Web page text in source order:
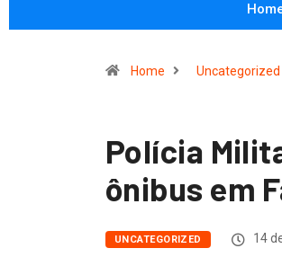
Home Uncategorized
Polícia
ônibus em
UNCATEGORIZED 14